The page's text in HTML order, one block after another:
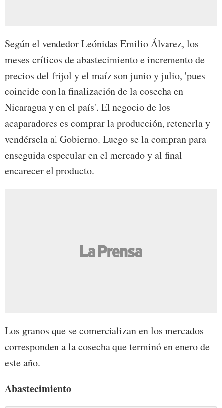
Según el vendedor Leónidas Emilio Álvarez, los
meses críticos de abastecimiento e incremento de
precios del frijol y el maíz son junio y julio, 'pues
coincide con la finalización de la cosecha en
Nicaragua y en el país'. El negocio de los
acaparadores es comprar la producción, retenerla y
vendérsela al Gobierno. Luego se la compran para
enseguida especular en el mercado y al final
encarecer el producto.
Los granos que se comercializan en los mercados
corresponden a la cosecha que terminó en enero de
este año.
Abastecimiento